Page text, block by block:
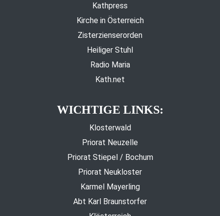
Kathpress
Kirche in Österreich
Zisterzienserorden
Heiliger Stuhl
Radio Maria
Kath.net
WICHTIGE LINKS:
Klosterwald
Priorat Neuzelle
Priorat Stiepel / Bochum
Priorat Neukloster
Karmel Mayerling
Abt Karl Braunstorfer